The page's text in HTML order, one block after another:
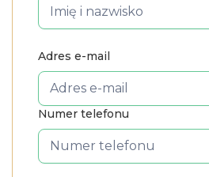
Adres e-mail
Numer telefonu